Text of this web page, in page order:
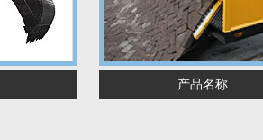
产品名称